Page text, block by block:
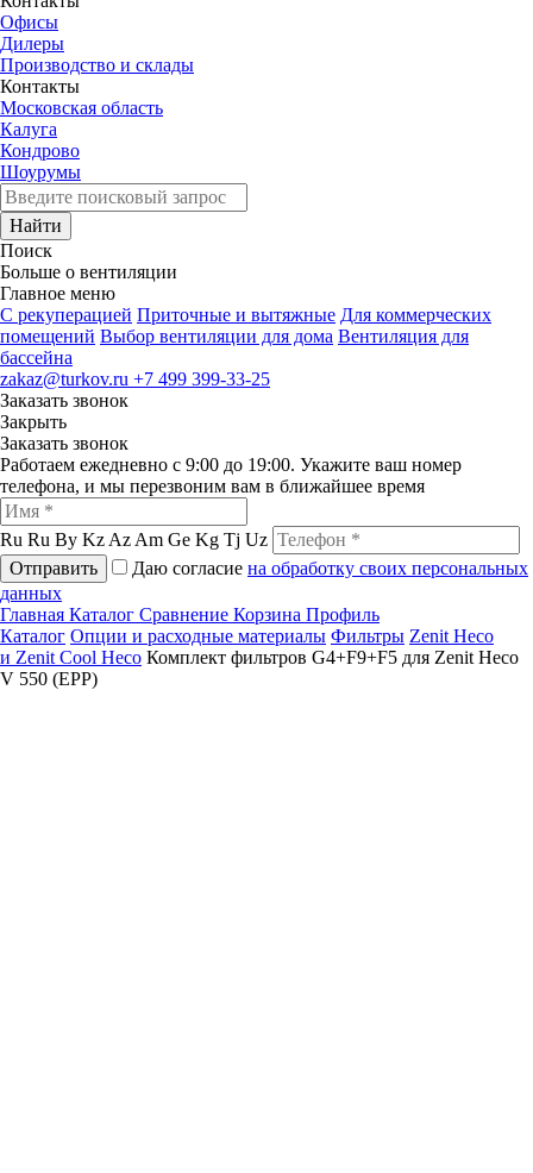
Офисы
Дилеры
Производство и склады
Контакты
Московская область
Калуга
Кондрово
Шоурумы
Найти
Поиск
Больше о вентиляции
Главное меню
C рекуперацией Приточные и вытяжные Для коммерческих
помещений Выбор вентиляции для дома Вентиляция для
бассейна
zakaz@turkov.ru +7 499 399-33-25
Заказать звонок
Закрыть
Заказать звонок
Работаем ежедневно с 9:00 до 19:00. Укажите ваш номер
телефона, и мы перезвоним вам в ближайшее время
Ru Ru By Kz Az Am Ge Kg Tj Uz
Отправить
Даю согласие на обработку своих персональных
данных
Главная Каталог Сравнение Корзина Профиль
Каталог Опции и расходные материалы Фильтры Zenit Heco
и Zenit Cool Heco Комплект фильтров G4+F9+F5 для Zenit Heco
V 550 (EPP)